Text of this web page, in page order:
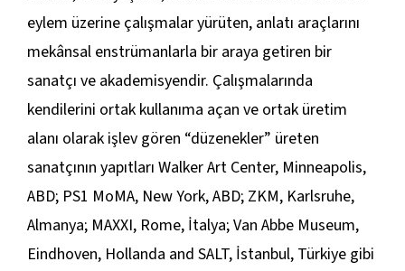
eylem üzerine çalışmalar yürüten, anlatı araçlarını
mekânsal enstrümanlarla bir araya getiren bir
sanatçı ve akademisyendir. Çalışmalarında
kendilerini ortak kullanıma açan ve ortak üretim
alanı olarak işlev gören “düzenekler” üreten
sanatçının yapıtları Walker Art Center, Minneapolis,
ABD; PS1 MoMA, New York, ABD; ZKM, Karlsruhe,
Almanya; MAXXI, Rome, İtalya; Van Abbe Museum,
Eindhoven, Hollanda and SALT, İstanbul, Türkiye gibi